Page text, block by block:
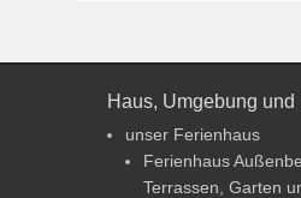
Haus, Umgebung und
unser Ferienhaus
Ferienhaus
Terrassen, Garten